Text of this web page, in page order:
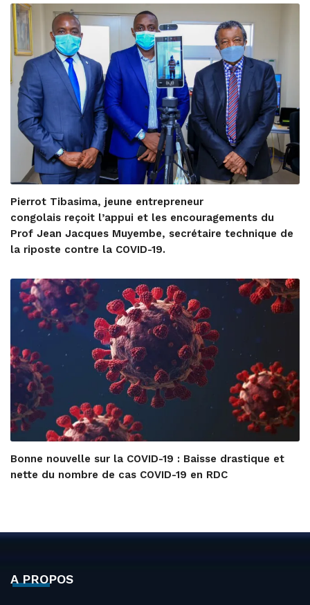
Pierrot Tibasima, jeune entrepreneur
congolais reçoit l’appui et les encouragements du
Prof Jean Jacques Muyembe, secrétaire technique de
la riposte contre la COVID-19.
Bonne nouvelle sur la COVID-19 : Baisse drastique et
nette du nombre de cas COVID-19 en RDC
A PROPOS